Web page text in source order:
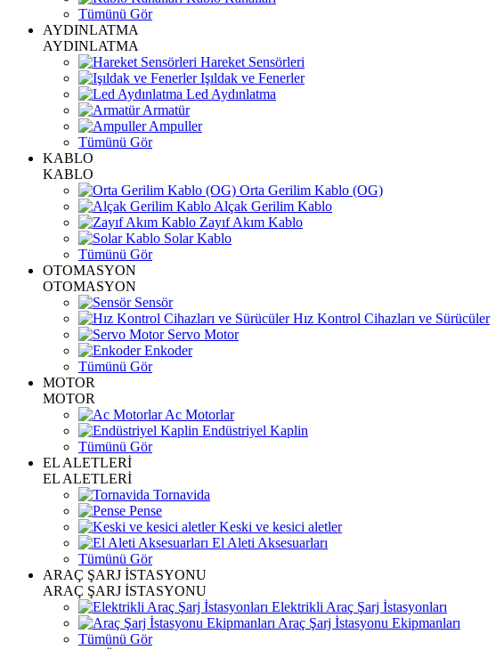
Tümünü Gör
AYDINLATMA
AYDINLATMA
Hareket Sensörleri
Işıldak ve Fenerler
Led Aydınlatma
Armatür
Ampuller
Tümünü Gör
KABLO
KABLO
Orta Gerilim Kablo (OG)
Alçak Gerilim Kablo
Zayıf Akım Kablo
Solar Kablo
Tümünü Gör
OTOMASYON
OTOMASYON
Sensör
Hız Kontrol Cihazları ve Sürücüler
Servo Motor
Enkoder
Tümünü Gör
MOTOR
MOTOR
Ac Motorlar
Endüstriyel Kaplin
Tümünü Gör
EL ALETLERİ
EL ALETLERİ
Tornavida
Pense
Keski ve kesici aletler
El Aleti Aksesuarları
Tümünü Gör
ARAÇ ŞARJ İSTASYONU
ARAÇ ŞARJ İSTASYONU
Elektrikli Araç Şarj İstasyonları
Araç Şarj İstasyonu Ekipmanları
Tümünü Gör